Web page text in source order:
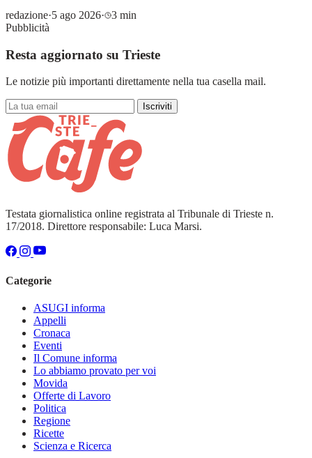
redazione·5 ago 2026·
3 min
Pubblicità
Resta aggiornato su Trieste
Le notizie più importanti direttamente nella tua casella mail.
Iscriviti
Testata giornalistica online registrata al Tribunale di Trieste n.
17/2018. Direttore responsabile: Luca Marsi.
Categorie
ASUGI informa
Appelli
Cronaca
Eventi
Il Comune informa
Lo abbiamo provato per voi
Movida
Offerte di Lavoro
Politica
Regione
Ricette
Scienza e Ricerca